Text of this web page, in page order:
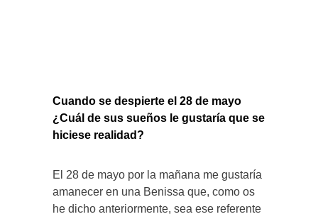
Cuando se despierte el 28 de mayo
¿Cuál de sus sueños le gustaría que se
hiciese realidad?
El 28 de mayo por la mañana me gustaría
amanecer en una Benissa que, como os
he dicho anteriormente, sea ese referente